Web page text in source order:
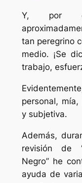
Y, por
tan peregrino
medio. ¡Se
trabajo,
personal,
y subjetiva.
Además,
revisión de
Negro” he
ayuda de